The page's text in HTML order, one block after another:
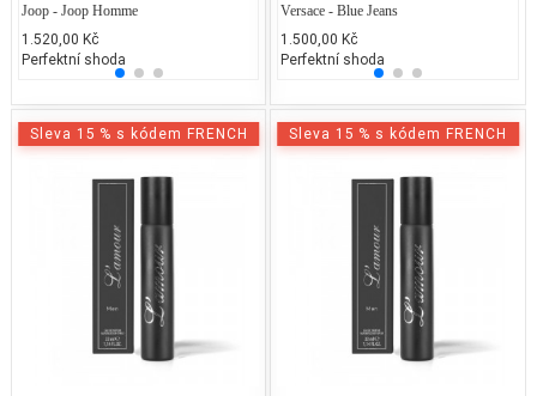
Joop - Joop Homme
1.520,00 Kč
Perfektní shoda
Dior - Dolce Vita
5.717,95 Kč
25% běžných vonných tónů
Versace - Blue Jeans
1.500,00 Kč
Perfektní shoda
Sleva 15 % s kódem FRENCH Sleva 15 % s kódem FRENCH